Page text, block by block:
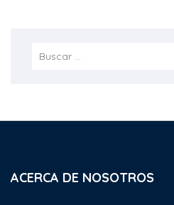
ACERCA DE NOSOTROS